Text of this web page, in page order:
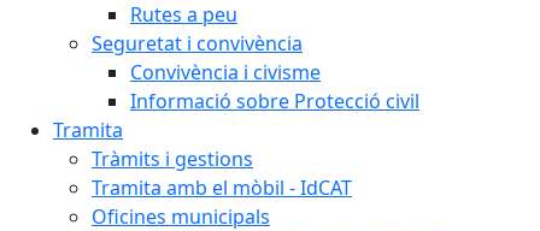
Rutes a peu
Seguretat i convivència
Convivència i civisme
Informació sobre Protecció civil
Tramita
Tràmits i gestions
Tramita amb el mòbil - IdCAT
Oficines municipals